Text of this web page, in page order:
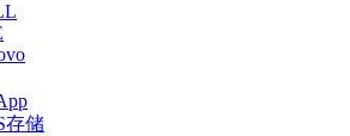
存储